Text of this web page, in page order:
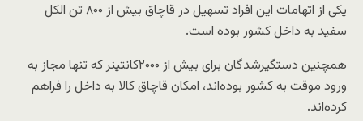
یکی از اتهامات این افراد تسهیل در قاچاق بیش از ۸۰۰ تن الکل
سفید به داخل کشور بوده است.
همچنین دستگیرشدگان برای بیش از ۲۰۰۰کانتینر که تنها مجاز به
ورود موقت به کشور بوده‌اند، امکان قاچاق کالا به داخل را فراهم
کرده‌اند.